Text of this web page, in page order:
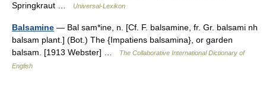
Springkraut …
Universal-Lexikon
Balsamine — Bal sam*ine, n. [Cf. F. balsamine, fr. Gr. balsami nh
balsam plant.] (Bot.) The {Impatiens balsamina}, or garden
balsam. [1913 Webster] …
The Collaborative International Dictionary of
English